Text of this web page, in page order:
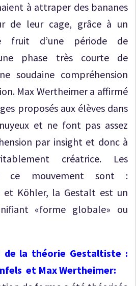
à attraper des bananes
de leur cage, grâce à un
fruit d’une période de
phase très courte de
soudaine compréhension
Max Wertheimer a affirmé
proposés aux élèves dans
et ne font pas assez
par insight et donc à
créatrice. Les
ce mouvement sont :
et Köhler, la Gestalt est un
«forme globale» ou
la théorie Gestaltiste :
et Max Wertheimer: